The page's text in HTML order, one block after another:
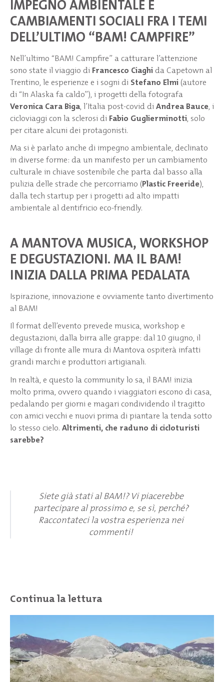
IMPEGNO AMBIENTALE E
CAMBIAMENTI SOCIALI FRA I TEMI
DELL’ULTIMO “BAM! CAMPFIRE”
Nell’ultimo “BAM! Campfire” a catturare l’attenzione
sono state il viaggio di Francesco Ciaghi da Capetown al
Trentino, le esperienze e i sogni di Stefano Elmi (autore
di “In Alaska fa caldo”), i progetti della fotografa
Veronica Cara Biga, l’Italia post-covid di Andrea Bauce, i
cicloviaggi con la sclerosi di Fabio Guglierminotti, solo
per citare alcuni dei protagonisti.
Ma si è parlato anche di impegno ambientale, declinato
in diverse forme: da un manifesto per un cambiamento
culturale in chiave sostenibile che parta dal basso alla
pulizia delle strade che percorriamo (Plastic Freeride),
dalla tech startup per i progetti ad alto impatti
ambientale al dentifricio eco-friendly.
A MANTOVA MUSICA, WORKSHOP
E DEGUSTAZIONI. MA IL BAM!
INIZIA DALLA PRIMA PEDALATA
Ispirazione, innovazione e ovviamente tanto divertimento
al BAM!
Il format dell’evento prevede musica, workshop e
degustazioni, dalla birra alle grappe: dal 10 giugno, il
village di fronte alle mura di Mantova ospiterà infatti
grandi marchi e produttori artigianali.
In realtà, e questo la community lo sa, il BAM! inizia
molto prima, ovvero quando i viaggiatori escono di casa,
pedalando per giorni e magari condividendo il tragitto
con amici vecchi e nuovi prima di piantare la tenda sotto
lo stesso cielo. Altrimenti, che raduno di cicloturisti
sarebbe?
Siete già stati al BAM!? Vi piacerebbe
partecipare al prossimo e, se sì, perché?
Raccontateci la vostra esperienza nei
commenti!
Continua la lettura